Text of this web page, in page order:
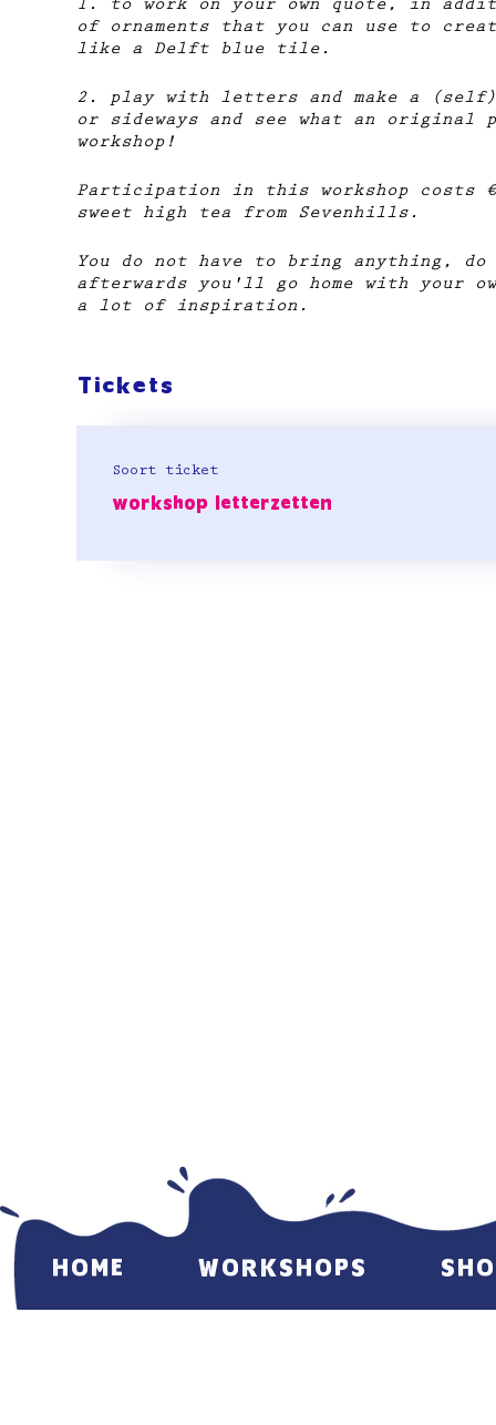
1. to work on your own quote, in
of ornaments that you can use to
like a Delft blue tile.
2. play with letters and make a
or sideways and see what an original
workshop!
Participation in this workshop costs
sweet high tea from Sevenhills.
You do not have to bring anything,
afterwards you'll go home with your
a lot of inspiration.
Tickets
Soort ticket
workshop letterzetten
HOME WORKSHOPS